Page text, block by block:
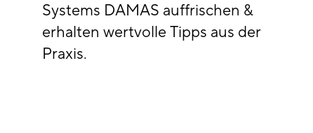
Systems DAMAS auffrischen &
erhalten wertvolle Tipps aus der
Praxis.